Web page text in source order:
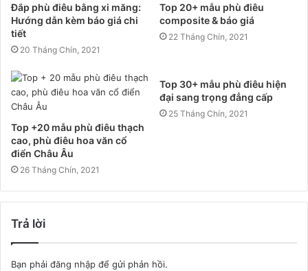
Đắp phù điêu bằng xi măng:
Hướng dẫn kèm báo giá chi
tiết
20 Tháng Chín, 2021
Top 20+ mẫu phù điêu
composite & báo giá
22 Tháng Chín, 2021
Top +20 mẫu phù điêu thạch
cao, phù điêu hoa văn cổ
điển Châu Âu
26 Tháng Chín, 2021
Top 30+ mẫu phù điêu hiện
đại sang trọng đẳng cấp
25 Tháng Chín, 2021
Trả lời
Bạn phải đăng nhập để gửi phản hồi.